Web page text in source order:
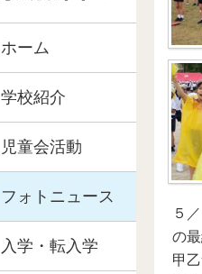
ホーム
学校紹介
児童会活動
フォトニュース
入学・転入学
５
の
甲